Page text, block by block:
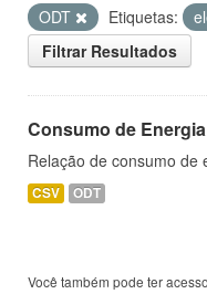
ODT
Etiquetas:
Filtrar Resultados
Consumo de
Relação de consumo de
CSV ODT
Você também pode ter